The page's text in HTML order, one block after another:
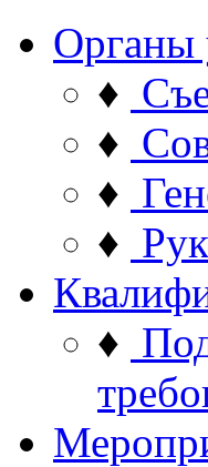
Органы
♦
♦
♦
♦
♦